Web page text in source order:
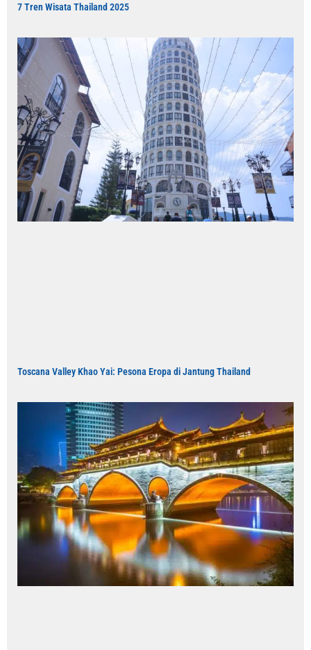
7 Tren Wisata Thailand 2025
Toscana Valley Khao Yai: Pesona Eropa di Jantung Thailand